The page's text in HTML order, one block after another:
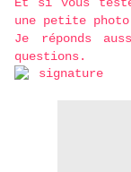
une petite
Je réponds
questions.